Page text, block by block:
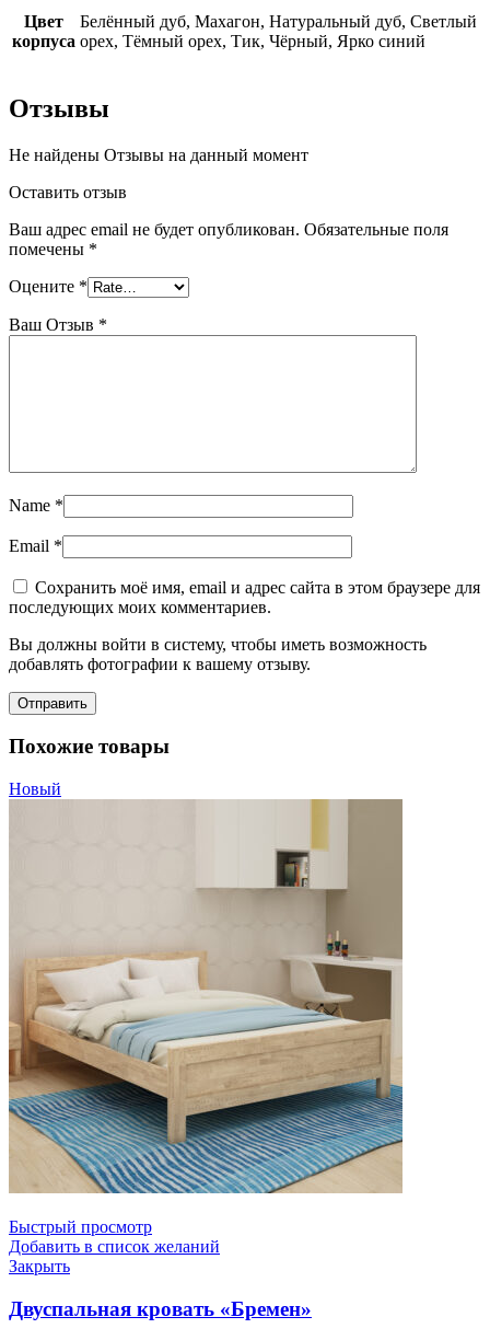
Цвет
корпуса
Белённый дуб, Махагон, Натуральный дуб, Светлый
орех, Тёмный орех, Тик, Чёрный, Ярко синий
Отзывы
Не найдены Отзывы на данный момент
Оставить отзыв
Ваш адрес email не будет опубликован. Обязательные поля
помечены *
Оцените *
Ваш Отзыв *
Name *
Email *
Сохранить моё имя, email и адрес сайта в этом браузере для
последующих моих комментариев.
Вы должны войти в систему, чтобы иметь возможность
добавлять фотографии к вашему отзыву.
Похожие товары
Новый
Быстрый просмотр
Добавить в список желаний
Закрыть
Двуспальная кровать «Бремен»